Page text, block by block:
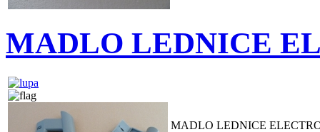
MADLO LEDNICE
MADLO LEDNICE